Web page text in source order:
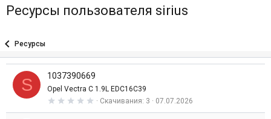
Ресурсы пользователя sirius
Ресурсы
S 1037390669
Opel Vectra C 1.9L EDC16C39
0 Скачивания 3 07.07.2026